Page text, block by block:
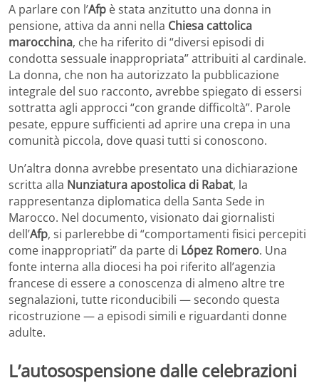
A parlare con l’Afp è stata anzitutto una donna in
pensione, attiva da anni nella Chiesa cattolica
marocchina, che ha riferito di “diversi episodi di
condotta sessuale inappropriata” attribuiti al cardinale.
La donna, che non ha autorizzato la pubblicazione
integrale del suo racconto, avrebbe spiegato di essersi
sottratta agli approcci “con grande difficoltà”. Parole
pesate, eppure sufficienti ad aprire una crepa in una
comunità piccola, dove quasi tutti si conoscono.
Un’altra donna avrebbe presentato una dichiarazione
scritta alla Nunziatura apostolica di Rabat, la
rappresentanza diplomatica della Santa Sede in
Marocco. Nel documento, visionato dai giornalisti
dell’Afp, si parlerebbe di “comportamenti fisici percepiti
come inappropriati” da parte di López Romero. Una
fonte interna alla diocesi ha poi riferito all’agenzia
francese di essere a conoscenza di almeno altre tre
segnalazioni, tutte riconducibili — secondo questa
ricostruzione — a episodi simili e riguardanti donne
adulte.
L’autosospensione dalle celebrazioni